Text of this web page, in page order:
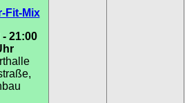
Fit-Mix
- 21:00